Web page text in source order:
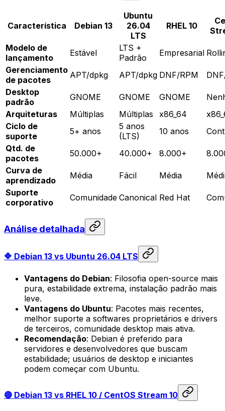
Característica Debian 13
Ubuntu
26.04
LTS
RHEL 10
Modelo de
lançamento
Estável
LTS +
Padrão
Empresarial
Gerenciamento
de pacotes
APT/dpkg APT/dpkg DNF/RPM
Desktop
padrão
GNOME GNOME GNOME
Arquiteturas
Múltiplas Múltiplas x86_64
Ciclo de
suporte
5+ anos
5 anos
(LTS)
10 anos
Qtd. de
pacotes
50.000+ 40.000+ 8.000+
Curva de
aprendizado
Média Fácil Média
Suporte
corporativo
Comunidade Canonical Red Hat
Análise detalhada
🔷 Debian 13 vs Ubuntu 26.04 LTS
Vantagens do Debian: Filosofia open-source mais
pura, estabilidade extrema, instalação padrão mais
leve.
Vantagens do Ubuntu: Pacotes mais recentes,
melhor suporte a softwares proprietários e drivers
de terceiros, comunidade desktop mais ativa.
Recomendação: Debian é preferido para
servidores e desenvolvedores que buscam
estabilidade; usuários de desktop e iniciantes
podem começar com Ubuntu.
🔴 Debian 13 vs RHEL 10 / CentOS Stream 10